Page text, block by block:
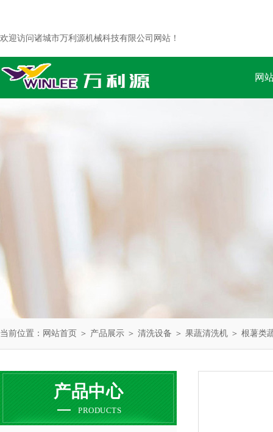
欢迎访问诸城市万利源机械科技有限公司网站！
网
当前位置： 网站首页 ＞ 产品展示 ＞ 清洗设备 ＞ 果蔬清洗机 ＞ 根薯类
产品中心
PRODUCTS